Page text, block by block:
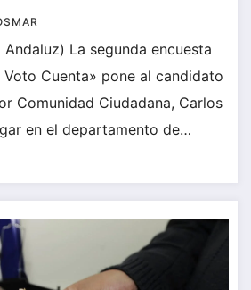
La segunda encuesta
Cuenta» pone al candidato
Comunidad Ciudadana, Carlos
en el departamento de…